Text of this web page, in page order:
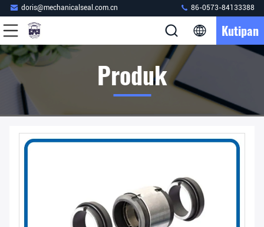
doris@mechanicalseal.com.cn 86-0573-84133388
Kutipan
Produk